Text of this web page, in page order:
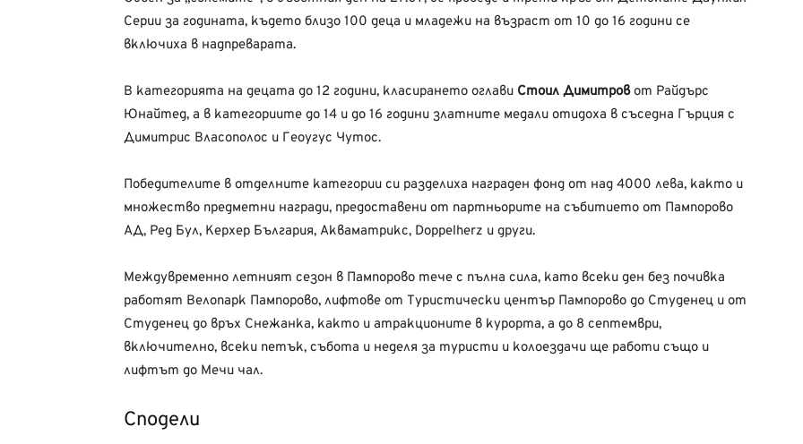
Серии за годината, където близо 100 деца и младежи на възраст от 10 до 16 години се
включиха в надпреварата.
В категорията на децата до 12 години, класирането оглави Стоил Димитровот Райдърс
Юнайтед, а в категориите до 14 и до 16 години златните медали отидоха в съседна Гърция с
Димитрис Власополос и Геоугус Чутос.
Победителите в отделните категории си разделиха награден фонд от над 4000 лева, както и
множество предметни награди, предоставени от партньорите на събитието от Пампорово
АД, Ред Бул, Керхер България, Акваматрикс, Doppelherz и други.
Междувременно летният сезон в Пампорово тече с пълна сила, като всеки ден без почивка
работят Велопарк Пампорово, лифтове от Туристически център Пампорово до Студенец и от
Студенец до връх Снежанка, както и атракционите в курорта, а до 8 септември,
включително, всеки петък, събота и неделя за туристи и колоездачи ще работи също и
лифтът до Мечи чал.
Сподели